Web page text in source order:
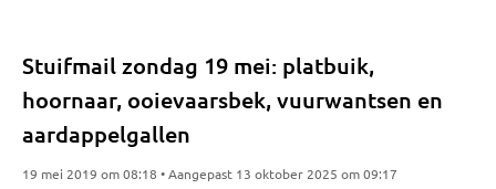
Stuifmail zondag 19 mei: platbuik,
hoornaar, ooievaarsbek, vuurwantsen en
aardappelgallen
19 mei 2019 om 08:18 • Aangepast 13 oktober 2025 om 09:17